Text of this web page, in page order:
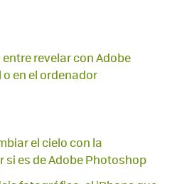
revelar con Adobe
en el ordenador
el cielo con la
es de Adobe Photoshop